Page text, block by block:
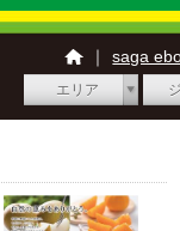
｜ saga
エリア